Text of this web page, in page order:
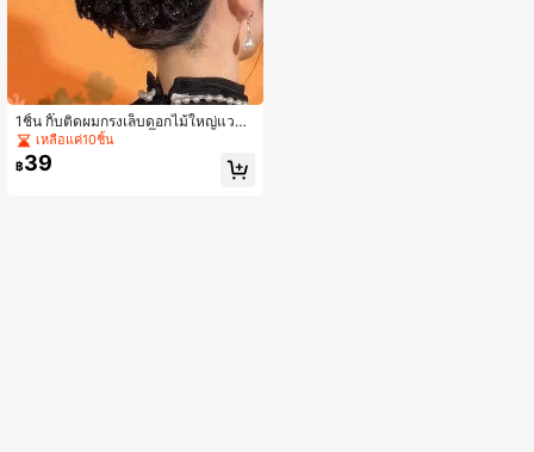
1ชิ้น กิ๊บติดผมกรงเล็บดอกไม้ใหญ่แววว
าวหรูหรา วินเทจ 3D กิ๊บติดผมลายดอก
ไม้ เครื่องประดับศีรษะ, กิ๊บติดผมสีชมพู,
กิ๊บติดผมกรงเล็บ, เครื่องประดับผมสำหรั
เหลือแค่10ชิ้น
฿39